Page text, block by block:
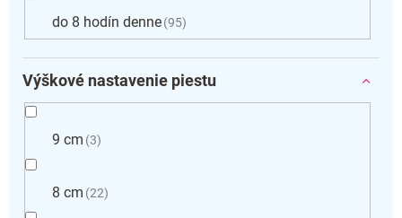
do 8 hodín denne 95
Výškové nastavenie piestu
9 cm 3
8 cm 22